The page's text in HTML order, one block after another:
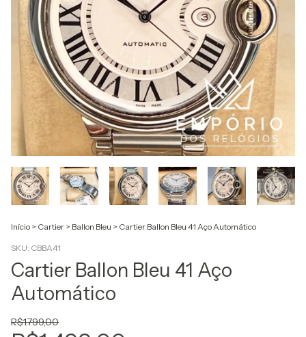
Início > Cartier > Ballon Bleu > Cartier Ballon Bleu 41 Aço Automático
SKU: CBBA41
Cartier Ballon Bleu 41 Aço
Automático
R$1.799,00